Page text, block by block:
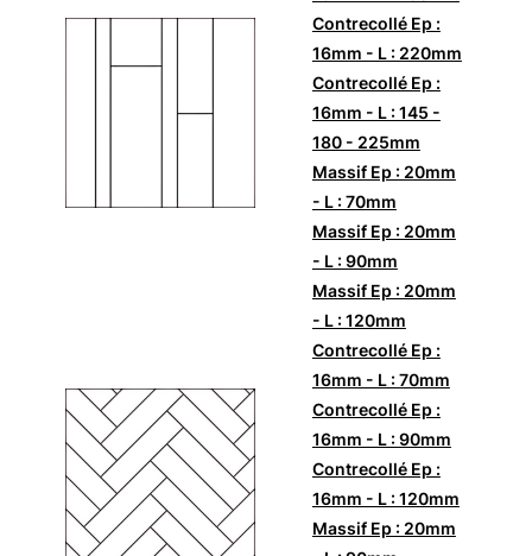
Contrecollé Ep :
16mm - L : 220mm
Contrecollé Ep :
16mm - L : 145 -
180 - 225mm
Massif Ep : 20mm
- L : 70mm
Massif Ep : 20mm
- L : 90mm
Massif Ep : 20mm
- L : 120mm
Contrecollé Ep :
16mm - L : 70mm
Contrecollé Ep :
16mm - L : 90mm
Contrecollé Ep :
16mm - L : 120mm
Massif Ep : 20mm